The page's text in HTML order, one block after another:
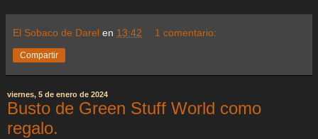
El Sobaco de Darel en 13:42 1 comentario:
Compartir
viernes, 5 de enero de 2024
Busto de Green Stuff World como
regalo.